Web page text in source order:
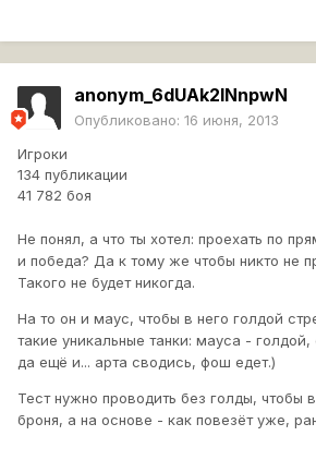
anonym_6dUAk2INnpwN
Опубликовано: 16 июня, 2013
Игроки
134 публикации
41 782 боя
Не понял, а что ты хотел: проехать по
и победа? Да к тому же чтобы никто не
Такого не будет никогда.
На то он и маус, чтобы в него голдой
такие уникальные танки: мауса -
да ещё и... арта сводись, фош едет.)
Тест нужно проводить без голды, чтобы
броня, а на основе - как повезёт уже,